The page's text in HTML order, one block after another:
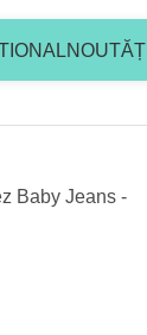
NOUTĂȚI